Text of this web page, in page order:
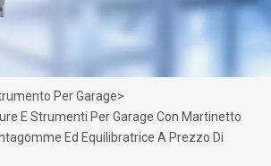
Per Garage>
E Strumenti Per Garage Con Martinetto
Ed Equilibratrice A Prezzo Di